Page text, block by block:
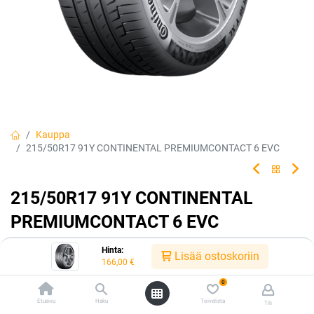
Hinta:
166,00 € Lisää ostoskoriin
Etusivu Haku
0
Toivelista Tili
Kauppa
215/50R17 91Y CONTINENTAL PREMIUMCONTACT 6 EVC
215/50R17 91Y CONTINENTAL
PREMIUMCONTACT 6 EVC
Mukavuuden uusi ulottuvuus.
4019238772289 Tuotekoodi:240327
Tällä tuotteella ei ole kelvollista yhdistelmää.